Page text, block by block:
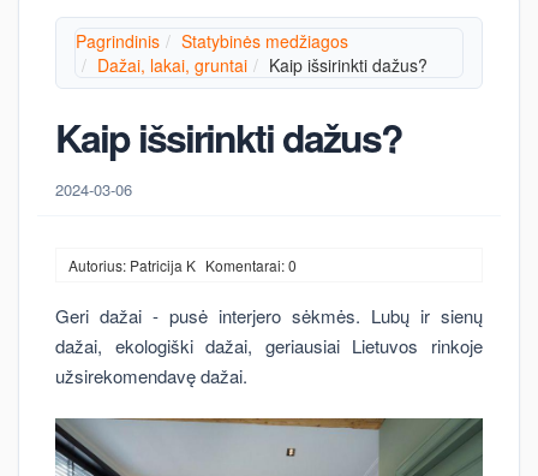
Pagrindinis
Statybinės medžiagos
Dažai, lakai, gruntai
Kaip išsirinkti dažus?
Kaip išsirinkti dažus?
2024-03-06
Autorius: Patricija K Komentarai: 0
Geri dažai - pusė interjero sėkmės. Lubų ir sienų
dažai, ekologiški dažai, geriausiai Lietuvos rinkoje
užsirekomendavę dažai.